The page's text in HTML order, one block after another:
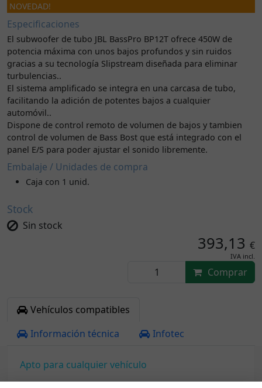
NOVEDAD!
Especificaciones
El subwoofer de tubo JBL BassPro BP12T ofrece 450W de
potencia máxima con unos bajos profundos y sin ruidos
gracias a su tecnología Slipstream diseñada para eliminar
turbulencias..
El sistema amplificado se integra en una carcasa de tubo,
facilitando la adición de potentes bajos a cualquier
automóvil..
Dispone de control remoto de volumen de bajos y tambien
control de volumen de Bass Bost que está integrado con el
panel E/S para poder ajustar el sonido libremente.
Embalaje / Unidades de compra
Caja con 1 unid.
Stock
Sin stock
393,13 €
IVA incl.
Comprar
Vehículos compatibles
Información técnica
Infotec
Apto para cualquier vehículo